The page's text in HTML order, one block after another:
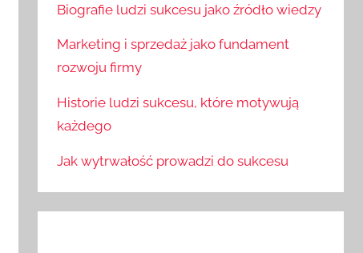
Biografie ludzi sukcesu jako źródło wiedzy
Marketing i sprzedaż jako fundament
rozwoju firmy
Historie ludzi sukcesu, które motywują
każdego
Jak wytrwałość prowadzi do sukcesu